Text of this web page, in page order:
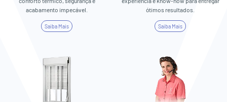
acabamento impecável.
Saiba Mais
ótimos resultados.
Saiba Mais